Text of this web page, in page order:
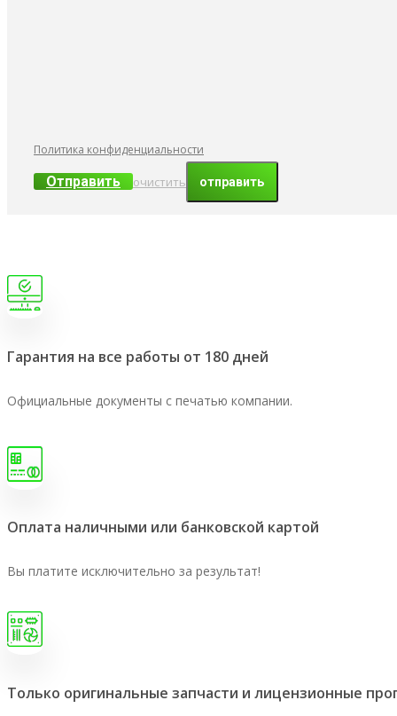
Политика конфиденциальности
Отправить очистить
Гарантия на все работы от 180 дней
Официальные документы с печатью компании.
Оплата наличными или банковской картой
Вы платите исключительно за результат!
Только оригинальные запчасти и лицензионные